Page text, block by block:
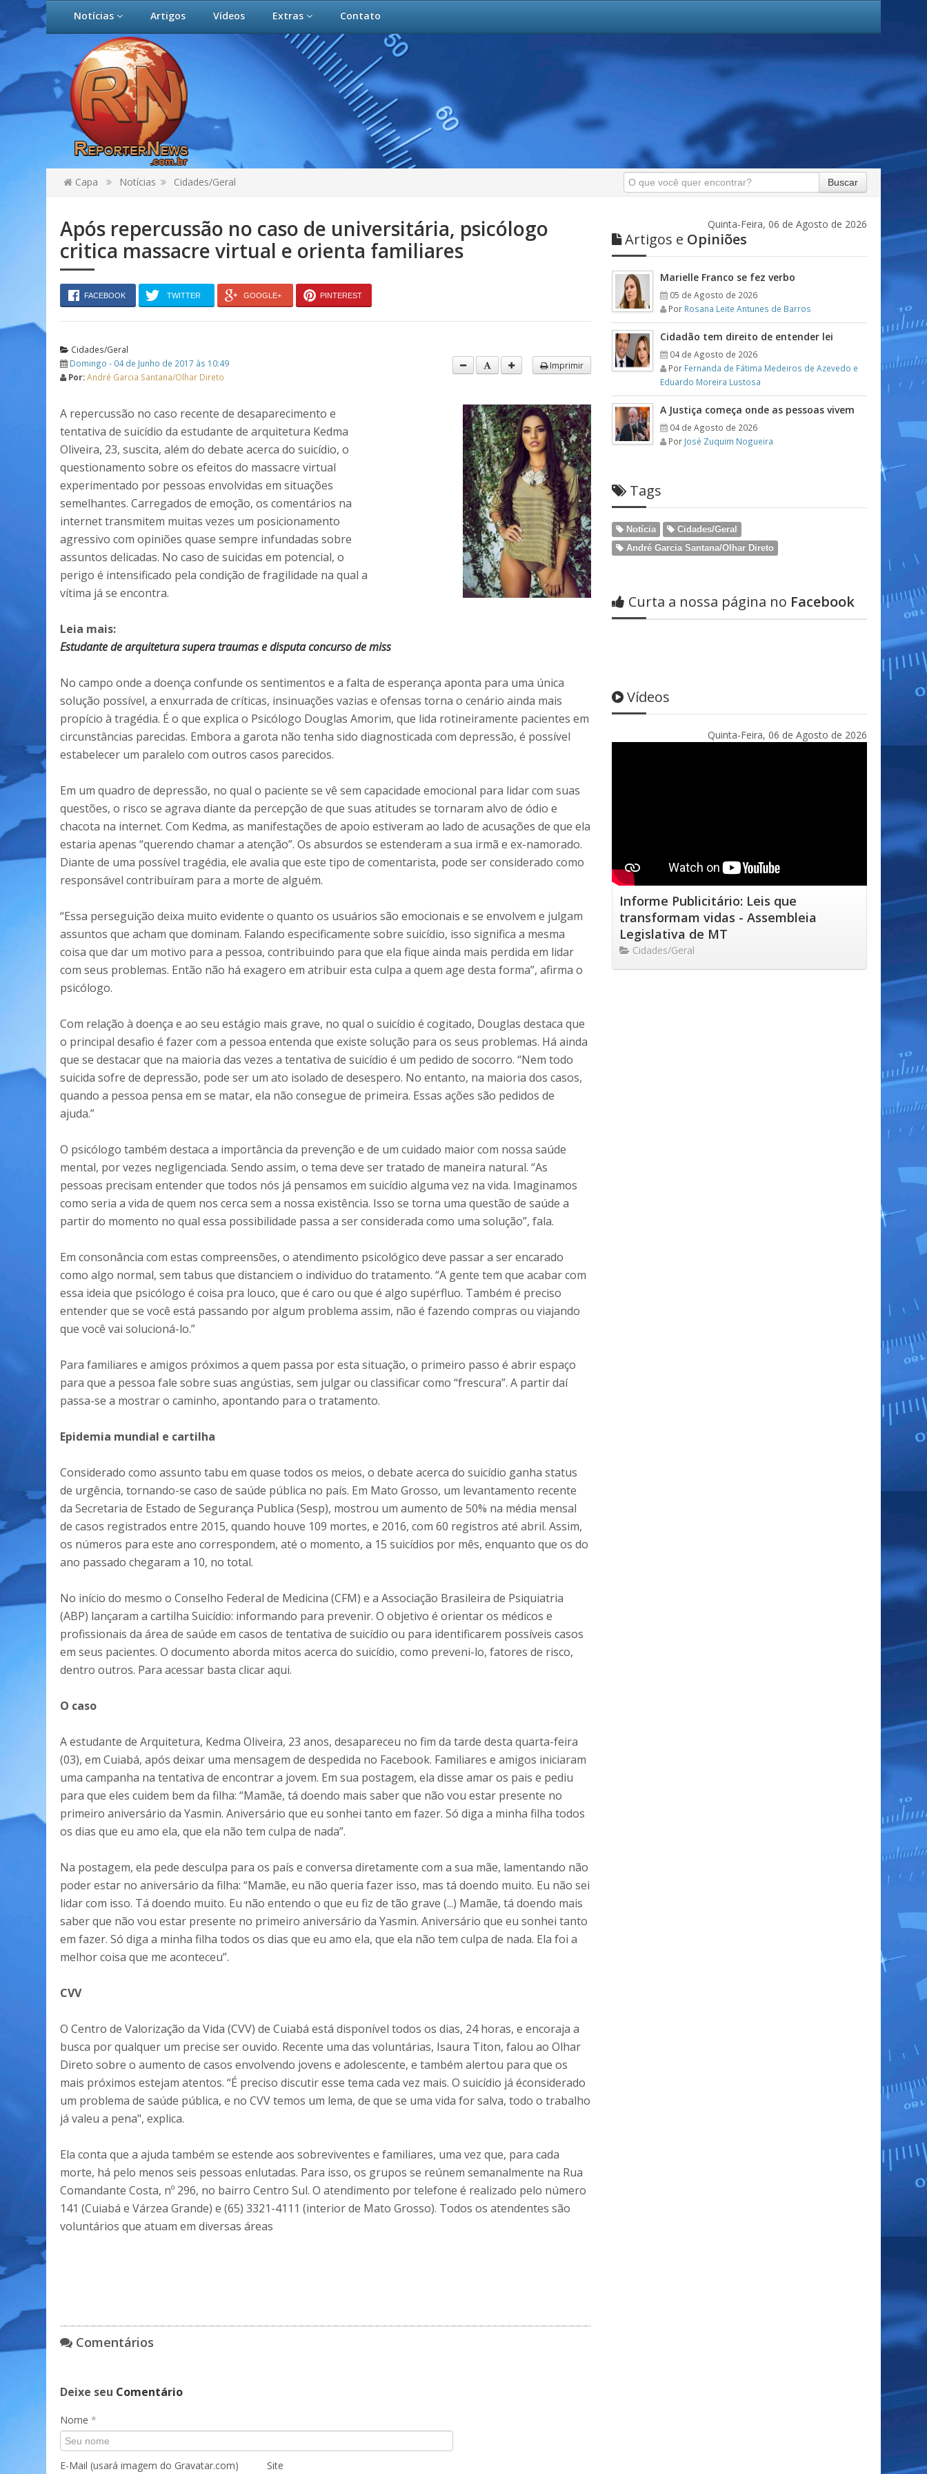
Notícias Artigos Vídeos Extras Contato
Capa Notícias Cidades/Geral Buscar
Após repercussão no caso de universitária, psicólogo
critica massacre virtual e orienta familiares
FACEBOOK TWITTER GOOGLE+ PINTEREST
Cidades/Geral
Domingo - 04 de Junho de 2017 às 10:49
Por:André Garcia Santana/Olhar Direto
Imprimir
A repercussão no caso recente de desaparecimento e
tentativa de suicídio da estudante de arquitetura Kedma
Oliveira, 23, suscita, além do debate acerca do suicídio, o
questionamento sobre os efeitos do massacre virtual
experimentado por pessoas envolvidas em situações
semelhantes. Carregados de emoção, os comentários na
internet transmitem muitas vezes um posicionamento
agressivo com opiniões quase sempre infundadas sobre
assuntos delicadas. No caso de suicidas em potencial, o
perigo é intensificado pela condição de fragilidade na qual a
vítima já se encontra.
Leia mais:
Estudante de arquitetura supera traumas e disputa concurso de miss
No campo onde a doença confunde os sentimentos e a falta de esperança aponta para uma única
solução possível, a enxurrada de críticas, insinuações vazias e ofensas torna o cenário ainda mais
propício à tragédia. É o que explica o Psicólogo Douglas Amorim, que lida rotineiramente pacientes em
circunstâncias parecidas. Embora a garota não tenha sido diagnosticada com depressão, é possível
estabelecer um paralelo com outros casos parecidos.
Em um quadro de depressão, no qual o paciente se vê sem capacidade emocional para lidar com suas
questões, o risco se agrava diante da percepção de que suas atitudes se tornaram alvo de ódio e
chacota na internet. Com Kedma, as manifestações de apoio estiveram ao lado de acusações de que ela
estaria apenas “querendo chamar a atenção”. Os absurdos se estenderam a sua irmã e ex-namorado.
Diante de uma possível tragédia, ele avalia que este tipo de comentarista, pode ser considerado como
responsável contribuíram para a morte de alguém.
“Essa perseguição deixa muito evidente o quanto os usuários são emocionais e se envolvem e julgam
assuntos que acham que dominam. Falando especificamente sobre suicídio, isso significa a mesma
coisa que dar um motivo para a pessoa, contribuindo para que ela fique ainda mais perdida em lidar
com seus problemas. Então não há exagero em atribuir esta culpa a quem age desta forma”, afirma o
psicólogo.
Com relação à doença e ao seu estágio mais grave, no qual o suicídio é cogitado, Douglas destaca que
o principal desafio é fazer com a pessoa entenda que existe solução para os seus problemas. Há ainda
que se destacar que na maioria das vezes a tentativa de suicídio é um pedido de socorro. “Nem todo
suicida sofre de depressão, pode ser um ato isolado de desespero. No entanto, na maioria dos casos,
quando a pessoa pensa em se matar, ela não consegue de primeira. Essas ações são pedidos de
ajuda.”
O psicólogo também destaca a importância da prevenção e de um cuidado maior com nossa saúde
mental, por vezes negligenciada. Sendo assim, o tema deve ser tratado de maneira natural. “As
pessoas precisam entender que todos nós já pensamos em suicídio alguma vez na vida. Imaginamos
como seria a vida de quem nos cerca sem a nossa existência. Isso se torna uma questão de saúde a
partir do momento no qual essa possibilidade passa a ser considerada como uma solução”, fala.
Em consonância com estas compreensões, o atendimento psicológico deve passar a ser encarado
como algo normal, sem tabus que distanciem o individuo do tratamento. “A gente tem que acabar com
essa ideia que psicólogo é coisa pra louco, que é caro ou que é algo supérfluo. Também é preciso
entender que se você está passando por algum problema assim, não é fazendo compras ou viajando
que você vai solucioná-lo.”
Para familiares e amigos próximos a quem passa por esta situação, o primeiro passo é abrir espaço
para que a pessoa fale sobre suas angústias, sem julgar ou classificar como “frescura”. A partir daí
passa-se a mostrar o caminho, apontando para o tratamento.
Epidemia mundial e cartilha
Considerado como assunto tabu em quase todos os meios, o debate acerca do suicídio ganha status
de urgência, tornando-se caso de saúde pública no país. Em Mato Grosso, um levantamento recente
da Secretaria de Estado de Segurança Publica (Sesp), mostrou um aumento de 50% na média mensal
de casos registrados entre 2015, quando houve 109 mortes, e 2016, com 60 registros até abril. Assim,
os números para este ano correspondem, até o momento, a 15 suicídios por mês, enquanto que os do
ano passado chegaram a 10, no total.
No início do mesmo o Conselho Federal de Medicina (CFM) e a Associação Brasileira de Psiquiatria
(ABP) lançaram a cartilha Suicídio: informando para prevenir. O objetivo é orientar os médicos e
profissionais da área de saúde em casos de tentativa de suicídio ou para identificarem possíveis casos
em seus pacientes. O documento aborda mitos acerca do suicídio, como preveni-lo, fatores de risco,
dentro outros. Para acessar basta clicar aqui.
O caso
A estudante de Arquitetura, Kedma Oliveira, 23 anos, desapareceu no fim da tarde desta quarta-feira
(03), em Cuiabá, após deixar uma mensagem de despedida no Facebook. Familiares e amigos iniciaram
uma campanha na tentativa de encontrar a jovem. Em sua postagem, ela disse amar os pais e pediu
para que eles cuidem bem da filha: “Mamãe, tá doendo mais saber que não vou estar presente no
primeiro aniversário da Yasmin. Aniversário que eu sonhei tanto em fazer. Só diga a minha filha todos
os dias que eu amo ela, que ela não tem culpa de nada”.
Na postagem, ela pede desculpa para os país e conversa diretamente com a sua mãe, lamentando não
poder estar no aniversário da filha: “Mamãe, eu não queria fazer isso, mas tá doendo muito. Eu não sei
lidar com isso. Tá doendo muito. Eu não entendo o que eu fiz de tão grave (...) Mamãe, tá doendo mais
saber que não vou estar presente no primeiro aniversário da Yasmin. Aniversário que eu sonhei tanto
em fazer. Só diga a minha filha todos os dias que eu amo ela, que ela não tem culpa de nada. Ela foi a
melhor coisa que me aconteceu”.
CVV
O Centro de Valorização da Vida (CVV) de Cuiabá está disponível todos os dias, 24 horas, e encoraja a
busca por qualquer um precise ser ouvido. Recente uma das voluntárias, Isaura Titon, falou ao Olhar
Direto sobre o aumento de casos envolvendo jovens e adolescente, e também alertou para que os
mais próximos estejam atentos. “É preciso discutir esse tema cada vez mais. O suicídio já éconsiderado
um problema de saúde pública, e no CVV temos um lema, de que se uma vida for salva, todo o trabalho
já valeu a pena", explica.
Ela conta que a ajuda também se estende aos sobreviventes e familiares, uma vez que, para cada
morte, há pelo menos seis pessoas enlutadas. Para isso, os grupos se reúnem semanalmente na Rua
Comandante Costa, nº 296, no bairro Centro Sul. O atendimento por telefone é realizado pelo número
141 (Cuiabá e Várzea Grande) e (65) 3321-4111 (interior de Mato Grosso). Todos os atendentes são
voluntários que atuam em diversas áreas
Comentários
Deixe seu Comentário
Nome *
E-Mail (usará imagem do Gravatar.com) Site
Quinta-Feira, 06 de Agosto de 2026
Artigos e Opiniões
Marielle Franco se fez verbo
05 de Agosto de 2026
Por Rosana Leite Antunes de Barros
Cidadão tem direito de entender lei
04 de Agosto de 2026
Por Fernanda de Fátima Medeiros de Azevedo e
Eduardo Moreira Lustosa
A Justiça começa onde as pessoas vivem
04 de Agosto de 2026
Por José Zuquim Nogueira
Tags
Notícia
Cidades/Geral
André Garcia Santana/Olhar Direto
Curta a nossa página no Facebook
Vídeos
Quinta-Feira, 06 de Agosto de 2026
Informe Publicitário: Leis que
transformam vidas - Assembleia
Legislativa de MT
Cidades/Geral